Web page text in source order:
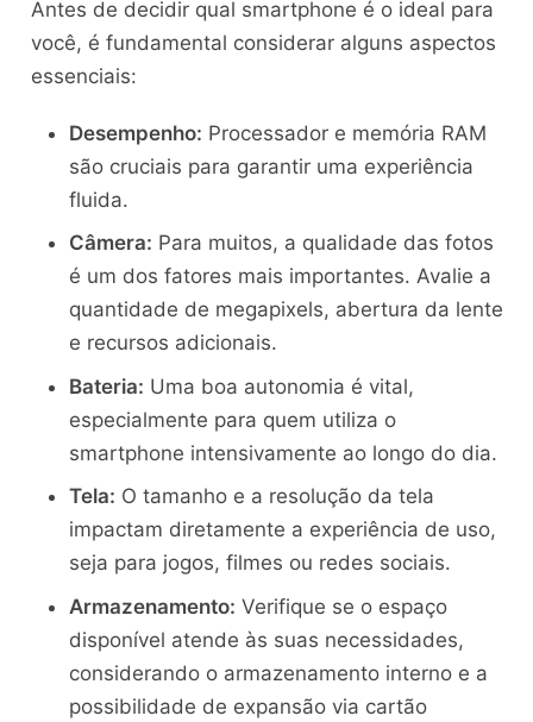
Antes de decidir qual smartphone é o ideal para
você, é fundamental considerar alguns aspectos
essenciais:
Desempenho: Processador e memória RAM
são cruciais para garantir uma experiência
fluida.
Câmera: Para muitos, a qualidade das fotos
é um dos fatores mais importantes. Avalie a
quantidade de megapixels, abertura da lente
e recursos adicionais.
Bateria: Uma boa autonomia é vital,
especialmente para quem utiliza o
smartphone intensivamente ao longo do dia.
Tela: O tamanho e a resolução da tela
impactam diretamente a experiência de uso,
seja para jogos, filmes ou redes sociais.
Armazenamento: Verifique se o espaço
disponível atende às suas necessidades,
considerando o armazenamento interno e a
possibilidade de expansão via cartão